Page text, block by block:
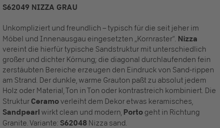
S62049 NIZZA GRAU
Unkompliziert und freundlich – typisch für die seit jeher im
Möbel und Innenausgau eingesetzten „Kornraster“. Nizza
vereint die hierfür typische Sandstruktur mit unterschiedlich
großer und dichter Körnung; die diagonal durchlaufenden fein
zerstäubten Bereiche erzeugen den Eindruck von Sand-rippen
am Strand. Der dunkle, warme Grauton paßt zu absolut jedem
Holz oder Material, Ton in Ton oder kontrastreich kombiniert. Die
Struktur Ceramoverleiht dem Dekor etwas keramisches,
Sandpearl wirkt clean und modern, Porto geht in Richtung
Granite. Variante: S62048 Nizza sand.